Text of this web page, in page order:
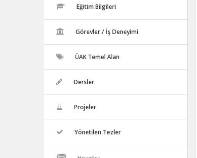
Eğitim Bilgileri
Görevler / İş Deneyimi
ÜAK Temel Alan
Dersler
Projeler
Yönetilen Tezler